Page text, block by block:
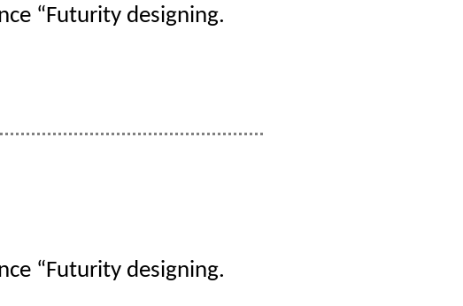
“Futurity designing.
“Futurity designing.